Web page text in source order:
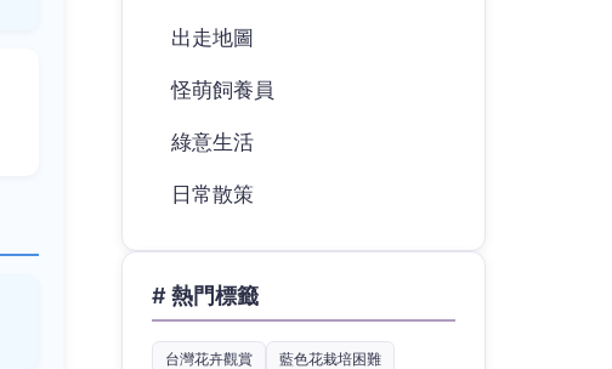
出走地圖
怪萌飼養員
綠意生活
日常散策
# 熱門標籤
台灣花卉觀賞
藍色花栽培困難